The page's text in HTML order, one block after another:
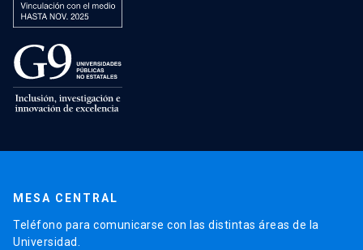
MESA CENTRAL
Teléfono para comunicarse con las distintas áreas de la
Universidad.